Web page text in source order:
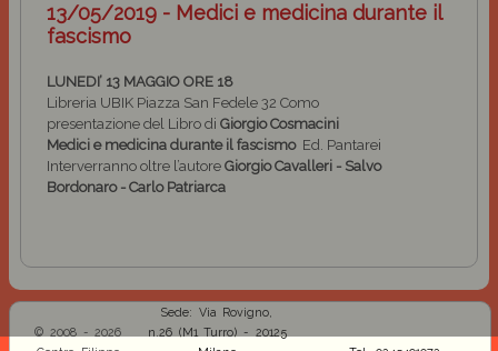
13/05/2019 - Medici e medicina durante il
fascismo
LUNEDI’ 13 MAGGIO ORE 18
Libreria UBIK Piazza San Fedele 32 Como
presentazione del Libro di Giorgio Cosmacini
Medici e medicina durante il fascismo Ed. Pantarei
Interverranno oltre l’autore Giorgio Cavalleri - Salvo
Bordonaro - Carlo Patriarca
© 2008 - 2026
Sede: Via Rovigno,
n.26 (M1 Turro) - 20125